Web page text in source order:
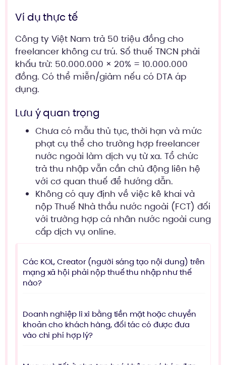
Ví dụ thực tế
Công ty Việt Nam trả 50 triệu đồng cho
freelancer không cư trú. Số thuế TNCN phải
khấu trừ: 50.000.000 × 20% = 10.000.000
đồng. Có thể miễn/giảm nếu có DTA áp
dụng.
Lưu ý quan trọng
Chưa có mẫu thủ tục, thời hạn và mức
phạt cụ thể cho trường hợp freelancer
nước ngoài làm dịch vụ từ xa. Tổ chức
trả thu nhập vẫn cần chủ động liên hệ
với cơ quan thuế để hướng dẫn.
Không có quy định về việc kê khai và
nộp Thuế Nhà thầu nước ngoài (FCT) đối
với trường hợp cá nhân nước ngoài cung
cấp dịch vụ online.
Các KOL, Creator (người sáng tạo nội dung) trên
mạng xã hội phải nộp thuế thu nhập như thế
nào?
Doanh nghiệp lì xì bằng tiền mặt hoặc chuyển
khoản cho khách hàng, đối tác có được đưa
vào chi phí hợp lý?